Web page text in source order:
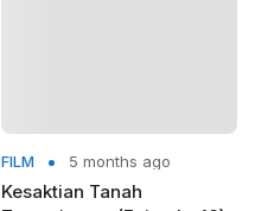
FILM 5 months ago
Kesaktian Tanah